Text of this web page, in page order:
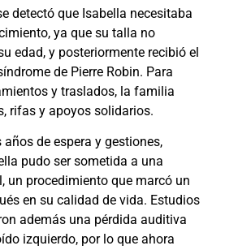
detectó que Isabella necesitaba
ya que su talla no
edad, y posteriormente recibió el
de Pierre Robin. Para
y traslados, la familia
rifas y apoyos solidarios.
años de espera y gestiones,
pudo ser sometida a una
un procedimiento que marcó un
en su calidad de vida. Estudios
además una pérdida auditiva
izquierdo, por lo que ahora